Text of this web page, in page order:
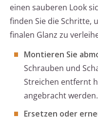
einen sauberen Look
finden Sie die Schritte,
finalen Glanz zu
Montieren Sie
Schrauben und
Streichen entfernt
angebracht werden.
Ersetzen oder